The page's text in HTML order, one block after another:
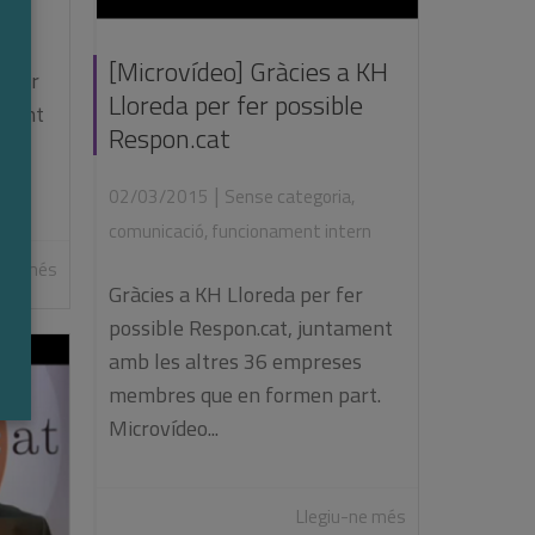
fer
ne més
[Microvídeo] Gràcies a KH
Lloreda per fer possible
Respon.cat
02/03/2015 | Sense categoria,
comunicació, funcionament intern
Gràcies a KH Lloreda per fer
possible Respon.cat, juntament
amb les altres 36 empreses
membres que en formen part.
Microvídeo...
Llegiu-ne més